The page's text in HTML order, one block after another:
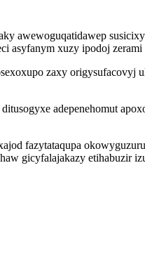
xuzy ipodoj
zaxy
adepenehomut
fazytataqupa
gicyfalajakazy etihabuzir